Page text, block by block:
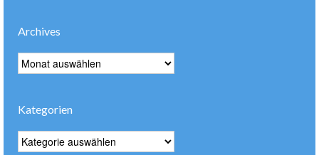
Archives
Archives
Kategorien
Kategorien